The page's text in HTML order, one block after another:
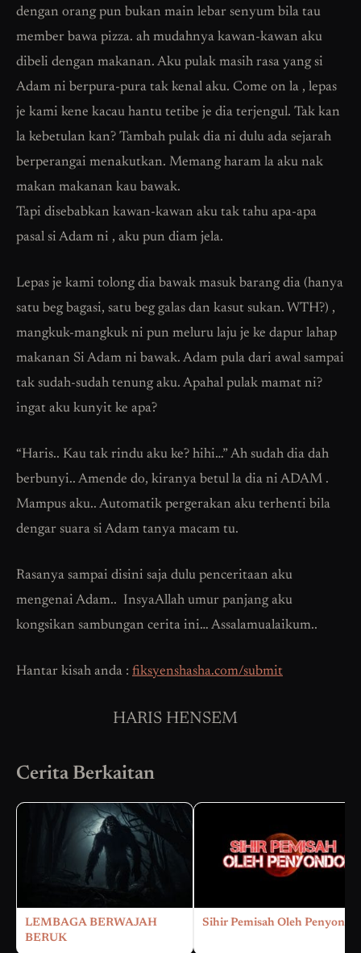
dengan orang pun bukan main lebar senyum bila tau
member bawa pizza. ah mudahnya kawan-kawan aku
dibeli dengan makanan. Aku pulak masih rasa yang si
Adam ni berpura-pura tak kenal aku. Come on la , lepas
je kami kene kacau hantu tetibe je dia terjengul. Tak kan
la kebetulan kan? Tambah pulak dia ni dulu ada sejarah
berperangai menakutkan. Memang haram la aku nak
makan makanan kau bawak.
Tapi disebabkan kawan-kawan aku tak tahu apa-apa
pasal si Adam ni , aku pun diam jela.
Lepas je kami tolong dia bawak masuk barang dia (hanya
satu beg bagasi, satu beg galas dan kasut sukan. WTH?) ,
mangkuk-mangkuk ni pun meluru laju je ke dapur lahap
makanan Si Adam ni bawak. Adam pula dari awal sampai
tak sudah-sudah tenung aku. Apahal pulak mamat ni?
ingat aku kunyit ke apa?
“Haris.. Kau tak rindu aku ke? hihi…” Ah sudah dia dah
berbunyi.. Amende do, kiranya betul la dia ni ADAM .
Mampus aku.. Automatik pergerakan aku terhenti bila
dengar suara si Adam tanya macam tu.
Rasanya sampai disini saja dulu penceritaan aku
mengenai Adam.. InsyaAllah umur panjang aku
kongsikan sambungan cerita ini… Assalamualaikum..
Hantar kisah anda : fiksyenshasha.com/submit
HARIS HENSEM
Cerita Berkaitan
LEMBAGA BERWAJAH
BERUK
Sihir Pemisah Oleh Penyondol